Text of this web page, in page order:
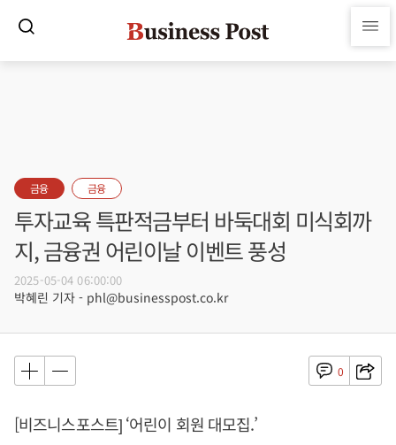
금융 금융
투자교육 특판적금부터 바둑대회 미식회까
지, 금융권 어린이날 이벤트 풍성
2025-05-04 06:00:00
박혜린 기자 - phl@businesspost.co.kr
0
[비즈니스포스트] ‘어린이 회원 대모집.’